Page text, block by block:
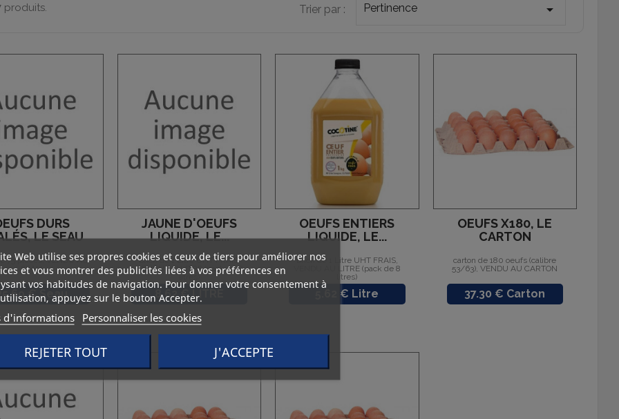
produits. Trier par : Pertinence 
DURS
LE SEAU
75 pieces, VENDU AU
SEAU
Prix € Seau
JAUNE D'OEUFS
LIQUIDE, LE...
brick de 1 Litre UHT FRAIS,
VENDU AU LITRE (pack de 8
litres)
Prix
8.62 € LITRE
OEUFS ENTIERS
LIQUIDE, LE...
brick de 1 Litre UHT FRAIS,
VENDU AU LITRE (pack de 8
litres)
5.62 € Litre
OEUFS X180, LE
CARTON
carton de 180 oeufs (calibre
53/63), VENDU AU CARTON
Prix
37.30 € Carton
Web utilise ses propres cookies et ceux de tiers pour améliorer nos
et vous montrer des publicités liées à vos préférences en
vos habitudes de navigation. Pour donner votre consentement à
appuyez sur le bouton Accepter.
d'informations Personnaliser les cookies
REJETER TOUT J'ACCEPTE